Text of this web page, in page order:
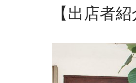
【出店者